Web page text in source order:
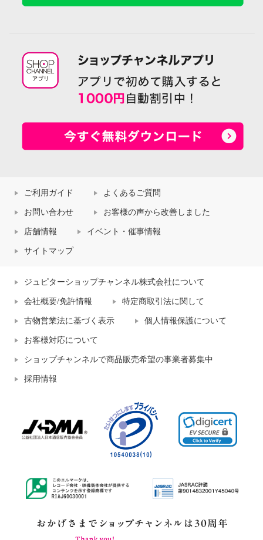
ご利用ガイド よくあるご質問
お問い合わせ お客様の声から改善しました
店舗情報 イベント・催事情報
サイトマップ
ジュピターショップチャンネル株式会社について
会社概要/免許情報 特定商取引法に関して
古物営業法に基づく表示 個人情報保護について
お客様対応について
ショップチャンネルで商品販売希望の事業者募集中
採用情報